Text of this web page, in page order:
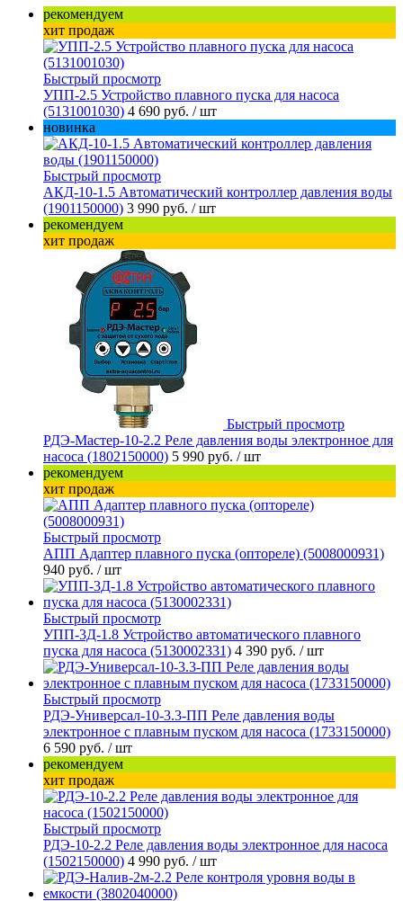
рекомендуем
хит продаж
Быстрый просмотр
УПП-2.5 Устройство плавного пуска для насоса
(5131001030) 4 690 руб. / шт
новинка
Быстрый просмотр
АКД-10-1.5 Автоматический контроллер давления воды
(1901150000) 3 990 руб. / шт
рекомендуем
хит продаж
Быстрый просмотр
РДЭ-Мастер-10-2.2 Реле давления воды электронное для
насоса (1802150000) 5 990 руб. / шт
рекомендуем
хит продаж
Быстрый просмотр
АПП Адаптер плавного пуска (оптореле) (5008000931)
940 руб. / шт
Быстрый просмотр
УПП-3Д-1.8 Устройство автоматического плавного
пуска для насоса (5130002331) 4 390 руб. / шт
Быстрый просмотр
РДЭ-Универсал-10-3.3-ПП Реле давления воды
электронное с плавным пуском для насоса (1733150000)
6 590 руб. / шт
рекомендуем
хит продаж
Быстрый просмотр
РДЭ-10-2.2 Реле давления воды электронное для насоса
(1502150000) 4 990 руб. / шт